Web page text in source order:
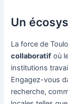
Un
La force de
collaboratif où
institutions
Engagez-vous
recherche,